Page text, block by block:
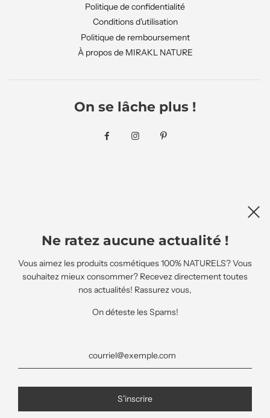
Politique de confidentialité
Conditions d'utilisation
Politique de remboursement
À propos de MIRAKL NATURE
On se lâche plus !
Ne ratez aucune actualité !
Vous aimez les produits cosmétiques 100% NATURELS? Vous
souhaitez mieux consommer? Recevez directement toutes
nos actualités! Rassurez vous,
On déteste les Spams!